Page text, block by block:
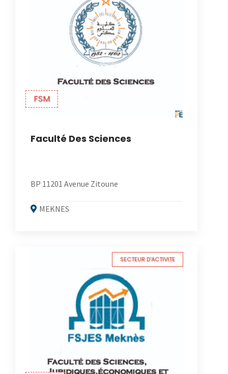
FSM
Faculté Des Sciences
BP 11201 Avenue Zitoune
MEKNES
SECTEUR D'ACTIVITE